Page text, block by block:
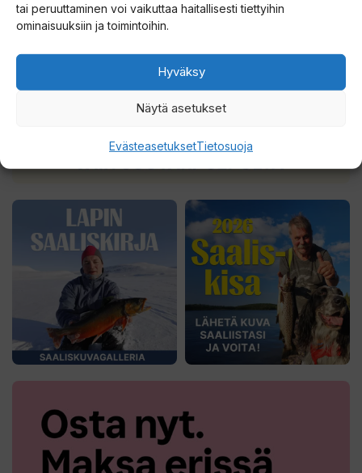
tai peruuttaminen voi vaikuttaa haitallisesti tiettyihin
ominaisuuksiin ja toimintoihin.
Hyväksy
Näytä asetukset
EvästeasetuksetTietosuoja